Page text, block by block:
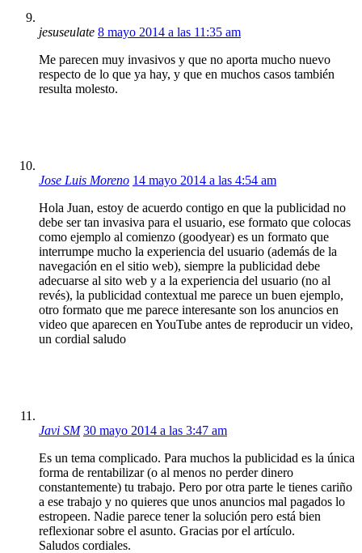
jesuseulate 8 mayo 2014 a las 11:35 am
Me parecen muy invasivos y que no aporta mucho nuevo
respecto de lo que ya hay, y que en muchos casos también
resulta molesto.
Jose Luis Moreno 14 mayo 2014 a las 4:54 am
Hola Juan, estoy de acuerdo contigo en que la publicidad no
debe ser tan invasiva para el usuario, ese formato que colocas
como ejemplo al comienzo (goodyear) es un formato que
interrumpe mucho la experiencia del usuario (además de la
navegación en el sitio web), siempre la publicidad debe
adecuarse al sito web y a la experiencia del usuario (no al
revés), la publicidad contextual me parece un buen ejemplo,
otro formato que me parece interesante son los anuncios en
video que aparecen en YouTube antes de reproducir un video,
un cordial saludo
Javi SM 30 mayo 2014 a las 3:47 am
Es un tema complicado. Para muchos la publicidad es la única
forma de rentabilizar (o al menos no perder dinero
constantemente) tu trabajo. Pero por otra parte le tienes cariño
a ese trabajo y no quieres que unos anuncios mal pagados lo
estropeen. Nadie parece tener la solución pero está bien
reflexionar sobre el asunto. Gracias por el artículo.
Saludos cordiales.